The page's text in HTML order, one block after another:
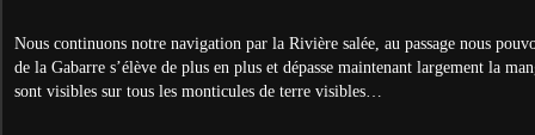
Nous continuons notre navigation par la Rivière salée, au passage nous
de la Gabarre s’élève de plus en plus et dépasse maintenant largement la
sont visibles sur tous les monticules de terre visibles…